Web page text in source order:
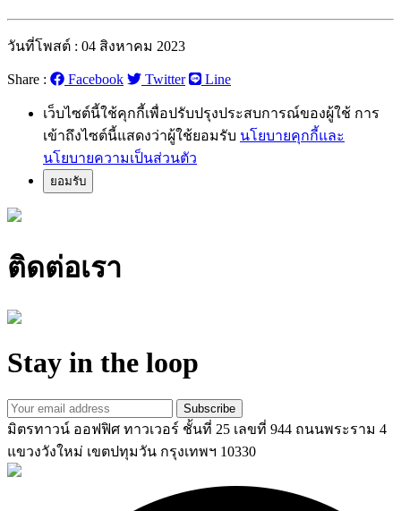
วันที่โพสต์ : 04 สิงหาคม 2023
Share : Facebook Twitter Line
เว็บไซต์นี้ใช้คุกกี้เพื่อปรับปรุงประสบการณ์ของผู้ใช้ การ
เข้าถึงไซต์นี้แสดงว่าผู้ใช้ยอมรับ นโยบายคุกกี้และ
นโยบายความเป็นส่วนตัว
ยอมรับ
ติดต่อเรา
Stay in the loop
Subscribe
มิตรทาวน์ ออฟฟิศ ทาวเวอร์ ชั้นที่ 25 เลขที่ 944 ถนนพระราม 4
แขวงวังใหม่ เขตปทุมวัน กรุงเทพฯ 10330